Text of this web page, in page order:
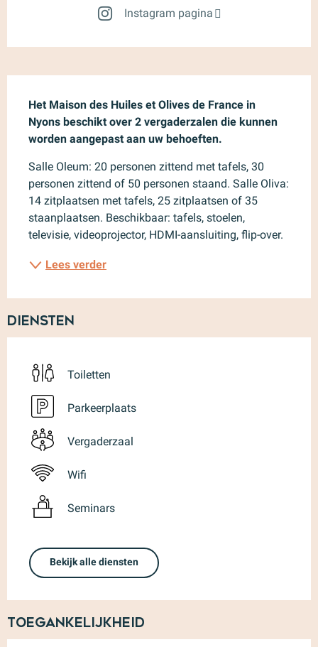
Instagram pagina
Het Maison des Huiles et Olives de France in
Nyons beschikt over 2 vergaderzalen die kunnen
worden aangepast aan uw behoeften.
Salle Oleum: 20 personen zittend met tafels, 30
personen zittend of 50 personen staand. Salle Oliva:
14 zitplaatsen met tafels, 25 zitplaatsen of 35
staanplaatsen. Beschikbaar: tafels, stoelen,
televisie, videoprojector, HDMI-aansluiting, flip-over.
Lees verder
Diensten
Toiletten
Parkeerplaats
Vergaderzaal
Wifi
Seminars
Bekijk alle diensten
Toegankelijkheid